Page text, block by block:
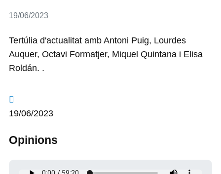
Detalls
19/06/2023
Tertúlia d'actualitat amb Antoni Puig, Lourdes
Auquer, Octavi Formatjer, Miquel Quintana i Elisa
Roldán. .
19/06/2023
Opinions